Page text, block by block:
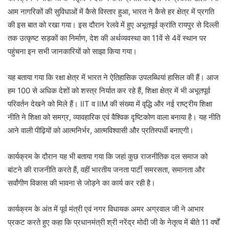
आम नागरिकों की सुविधाओं में कैसे विस्तार हुआ, भारत ने कैसे हर क्षेत्र में प्रगति
की इस बात को रखा गया। इस दौरान रेलवे में हुए अभूतपूर्व क्रांति रायपुर से दिल्ली
तक उत्कृष्ट सड़कों का निर्माण, देश की अर्थव्यवस्था का 11वें से 4वें स्थान पर
पहुंचना इन सभी जानकारियों को साझा किया गया।
यह बताया गया कि रक्षा क्षेत्र में भारत ने ऐतिहासिक उपलब्धियां हासिल की हैं। आज
हम 100 से अधिक देशों को शस्त्र निर्यात कर रहे हैं, शिक्षा क्षेत्र में भी अभूतपूर्व
परिवर्तन देखने को मिले हैं। IIT व IIM की संख्या में वृद्धि और नई राष्ट्रीय शिक्षा
नीति ने शिक्षा को समग्र, व्यावहारिक एवं वैश्विक दृष्टिकोण वाला बनाया है। यह नीति
आने वाली पीढ़ियों को आत्मनिर्भर, आत्मविश्वासी और प्रतिस्पर्धी बनाएगी।
कार्यक्रम के दौरान यह भी बताया गया कि जहां कुछ राजनीतिक दल समाज को
बांटने की राजनीति करते हैं, वहीं भारतीय जनता पार्टी समरसता, समानता और
सर्वांगीण विकास की भावना से जोड़ने का कार्य कर रही है।
कार्यक्रम के अंत में पूर्व मंत्री एवं नगर विधायक अमर अग्रवाल जी ने आभार
प्रकट करते हुए कहा कि प्रधानमंत्री श्री नरेंद्र मोदी जी के नेतृत्व में बीते 11 वर्षों